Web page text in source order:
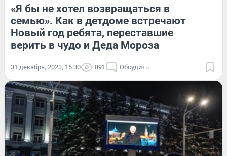
«Я бы не хотел возвращаться в
семью». Как в детдоме встречают
Новый год ребята, переставшие
верить в чудо и Деда Мороза
31 декабря, 2023, 15:30 891 Обсудить